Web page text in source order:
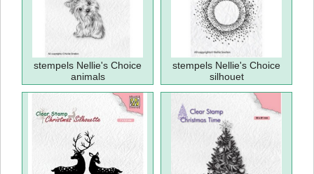
stempels Nellie's Choice
animals
stempels Nellie's Choice
silhouet